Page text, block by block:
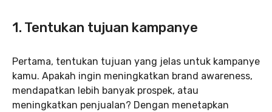
1. Tentukan tujuan kampanye
Pertama, tentukan tujuan yang jelas untuk kampanye
kamu. Apakah ingin meningkatkan brand awareness,
mendapatkan lebih banyak prospek, atau
meningkatkan penjualan? Dengan menetapkan